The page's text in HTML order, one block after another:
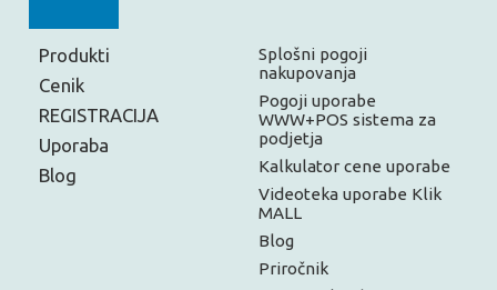
Produkti
Cenik
REGISTRACIJA
Uporaba
Blog
Splošni pogoji
nakupovanja
Pogoji uporabe
WWW+POS sistema za
podjetja
Kalkulator cene uporabe
Videoteka uporabe Klik
MALL
Blog
Priročnik